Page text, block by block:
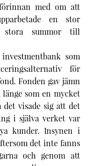
med om att
en stor
stora summor till
som
för
Fonden gav jämn
som en mycket
visade sig att det
i själva verket var
kunder. Insynen i
det inte fanns
och genom att